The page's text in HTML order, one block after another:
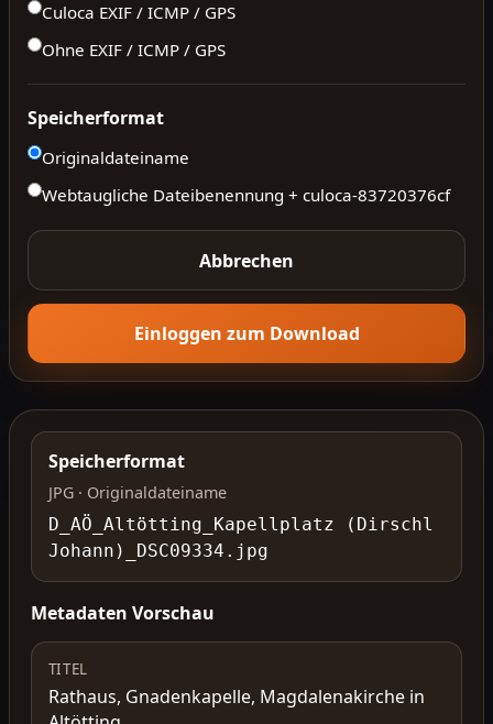
Culoca EXIF / ICMP / GPS
Ohne EXIF / ICMP / GPS
Speicherformat
Originaldateiname
Webtaugliche Dateibenennung + culoca-83720376cf
Abbrechen
Einloggen zum Download
Speicherformat
JPG · Originaldateiname
D_AÖ_Altötting_Kapellplatz (Dirschl
Johann)_DSC09334.jpg
Metadaten Vorschau
TITEL
Rathaus, Gnadenkapelle, Magdalenakirche in